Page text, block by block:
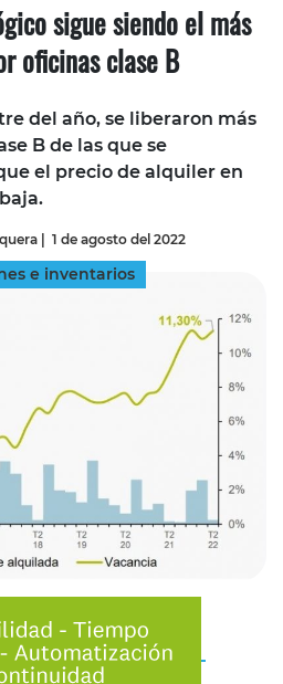
sigue siendo el más
oficinas clase B
del año, se liberaron más
B de las que se
el precio de alquiler en
| 1 de agosto del 2022
e inventarios